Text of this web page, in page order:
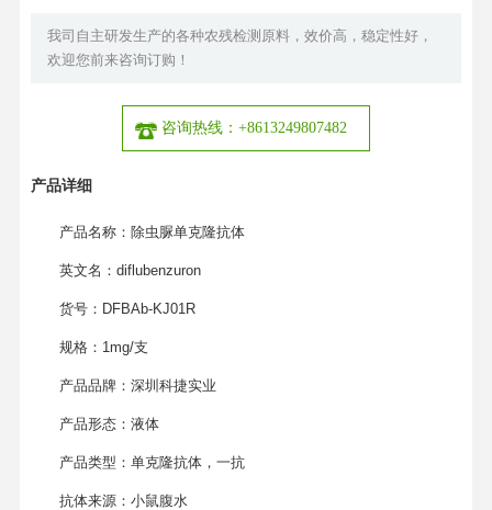
我司自主研发生产的各种农残检测原料，效价高，稳定性好，
欢迎您前来咨询订购！
咨询热线：+8613249807482
产品详细
产品名称：除虫脲单克隆抗体
英文名：diflubenzuron
货号：DFBAb-KJ01R
规格：1mg/支
产品品牌：深圳科捷实业
产品形态：液体
产品类型：单克隆抗体，一抗
抗体来源：小鼠腹水